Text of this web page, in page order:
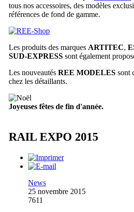
tous nos accessoires, des modèles
références de fond de gamme.
Les produits des marques ARTITEC,
SUD-EXPRESS sont également
Les nouveautés REE MODELES sont
chez les détaillants.
Joyeuses fêtes de fin d'année.
RAIL EXPO 2015
News
25 novembre 2015
7611